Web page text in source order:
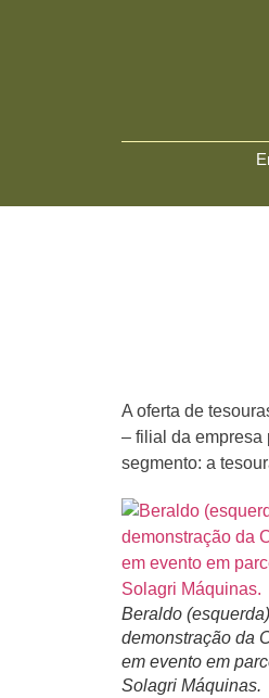
A oferta de
– filial da empresa
segmento: a
Beraldo
demonstração da
em evento em
Solagri Máquinas.